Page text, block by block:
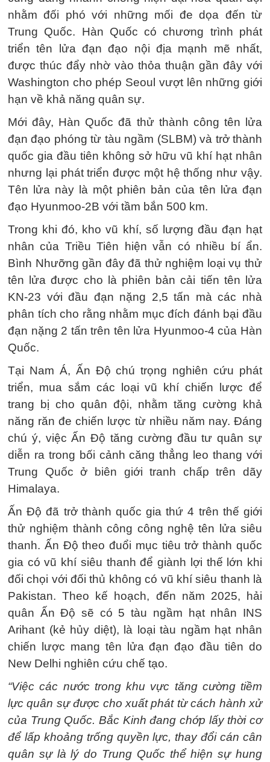
nhằm đối phó với những mối đe dọa đến từ
Trung Quốc. Hàn Quốc có chương trình phát
triển tên lửa đạn đạo nội địa mạnh mẽ nhất,
được thúc đẩy nhờ vào thỏa thuận gần đây với
Washington cho phép Seoul vượt lên những giới
hạn về khả năng quân sự.
Mới đây, Hàn Quốc đã thử thành công tên lửa
đạn đạo phóng từ tàu ngầm (SLBM) và trở thành
quốc gia đầu tiên không sở hữu vũ khí hạt nhân
nhưng lại phát triển được một hệ thống như vậy.
Tên lửa này là một phiên bản của tên lửa đạn
đạo Hyunmoo-2B với tầm bắn 500 km.
Trong khi đó, kho vũ khí, số lượng đầu đạn hạt
nhân của Triều Tiên hiện vẫn có nhiều bí ẩn.
Bình Nhưỡng gần đây đã thử nghiệm loại vụ thử
tên lửa được cho là phiên bản cải tiến tên lửa
KN-23 với đầu đạn nặng 2,5 tấn mà các nhà
phân tích cho rằng nhằm mục đích đánh bại đầu
đạn nặng 2 tấn trên tên lửa Hyunmoo-4 của Hàn
Quốc.
Tại Nam Á, Ấn Độ chú trọng nghiên cứu phát
triển, mua sắm các loại vũ khí chiến lược để
trang bị cho quân đội, nhằm tăng cường khả
năng răn đe chiến lược từ nhiều năm nay. Đáng
chú ý, việc Ấn Độ tăng cường đầu tư quân sự
diễn ra trong bối cảnh căng thẳng leo thang với
Trung Quốc ở biên giới tranh chấp trên dãy
Himalaya.
Ấn Độ đã trở thành quốc gia thứ 4 trên thế giới
thử nghiệm thành công công nghệ tên lửa siêu
thanh. Ấn Độ theo đuổi mục tiêu trở thành quốc
gia có vũ khí siêu thanh để giành lợi thế lớn khi
đối chọi với đối thủ không có vũ khí siêu thanh là
Pakistan. Theo kế hoạch, đến năm 2025, hải
quân Ấn Độ sẽ có 5 tàu ngầm hạt nhân INS
Arihant (kẻ hủy diệt), là loại tàu ngầm hạt nhân
chiến lược mang tên lửa đạn đạo đầu tiên do
New Delhi nghiên cứu chế tạo.
“Việc các nước trong khu vực tăng cường tiềm
lực quân sự được cho xuất phát từ cách hành xử
của Trung Quốc. Bắc Kinh đang chớp lấy thời cơ
để lấp khoảng trống quyền lực, thay đổi cán cân
quân sự là lý do Trung Quốc thể hiện sự hung